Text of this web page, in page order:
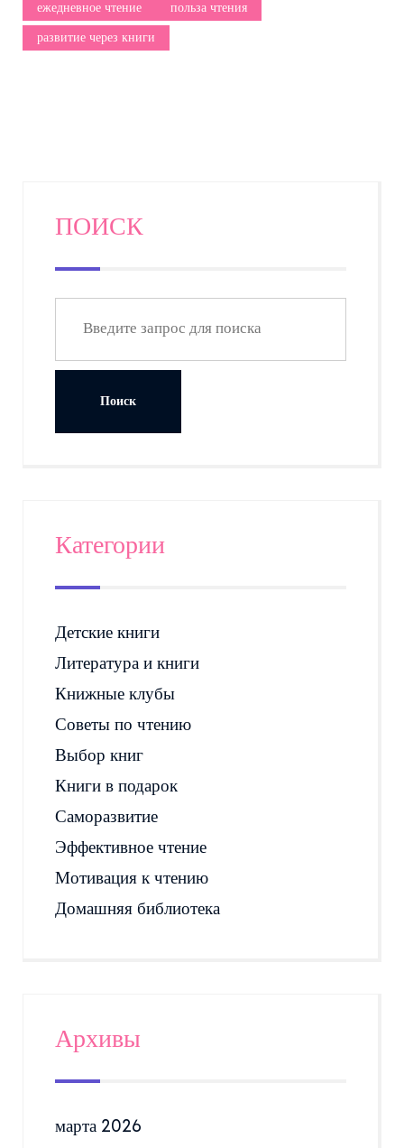
ежедневное чтение польза чтения
развитие через книги
ПОИСК
Категории
Детские книги
Литература и книги
Книжные клубы
Советы по чтению
Выбор книг
Книги в подарок
Саморазвитие
Эффективное чтение
Мотивация к чтению
Домашняя библиотека
Архивы
марта 2026